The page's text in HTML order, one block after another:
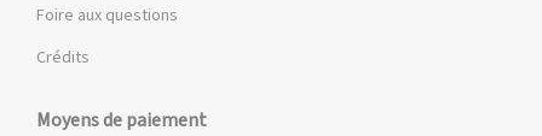
Foire aux questions
Crédits
Moyens de paiement